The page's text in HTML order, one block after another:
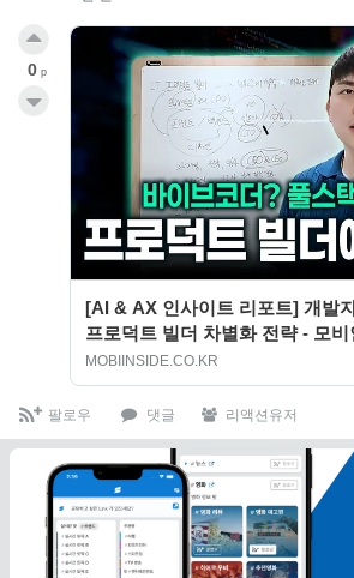
[AI & AX 인사이트 리포트] 개발
프로덕트 빌더 차별화 전략 - 모
MOBIINSIDE
MOBIINSIDE.CO.KR
0 p
팔로우 댓글 리액션유저